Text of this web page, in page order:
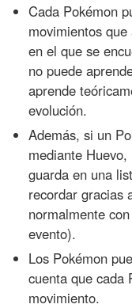
Cada Pokémon
movimientos
en el que se
no puede
aprende
evolución.
Además, si un
mediante
guarda en una
recordar gracias
normalmente
evento).
Los Pokémon
cuenta que cada
movimiento.